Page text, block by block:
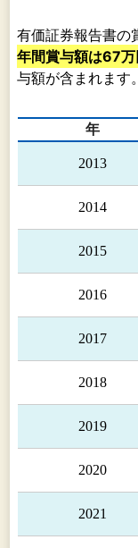
有価証券報告書の
年間賞与額は67万
与額が含まれます。
年
2013
2014
2015
2016
2017
2018
2019
2020
2021